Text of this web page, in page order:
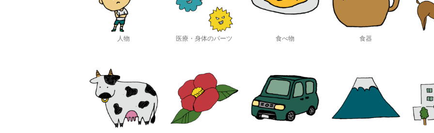
人物 医療・身体のパーツ 食べ物 食器